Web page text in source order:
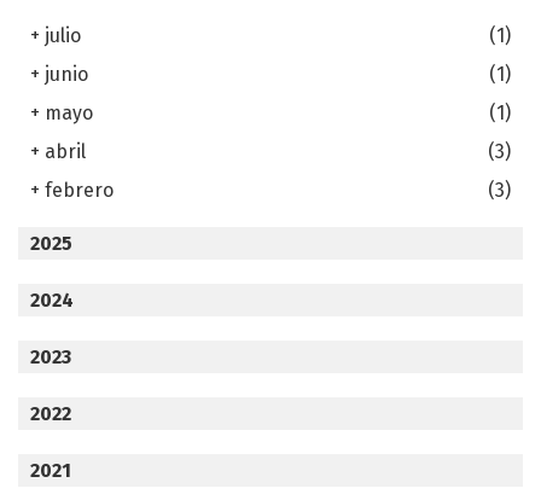
+ julio
(1)
+ junio
(1)
+ mayo
(1)
+ abril
(3)
+ febrero (3)
2025
2024
2023
2022
2021